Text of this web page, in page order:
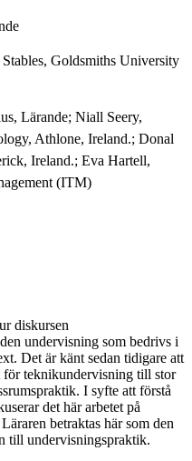
Goldsmiths University
Lärande; Niall Seery,
Athlone, Ireland.; Donal
Ireland.; Eva Hartell,
(ITM)
diskursen
undervisning som bedrivs i
Det är känt sedan tidigare att
för teknikundervisning till stor
I syfte att förstå
det här arbetet på
betraktas här som den
till undervisningspraktik.